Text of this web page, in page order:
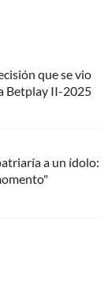
que se vio
Betplay II-2025
a un ídolo: